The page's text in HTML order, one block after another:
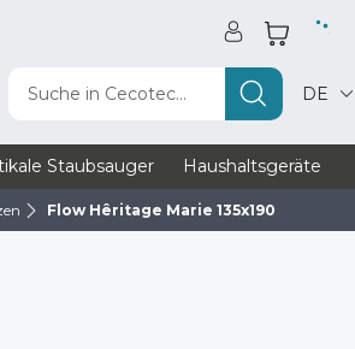
Suche in Cecotec... DE
Staubsauger Haushaltsgeräte
Flow Hêritage Marie 135x190